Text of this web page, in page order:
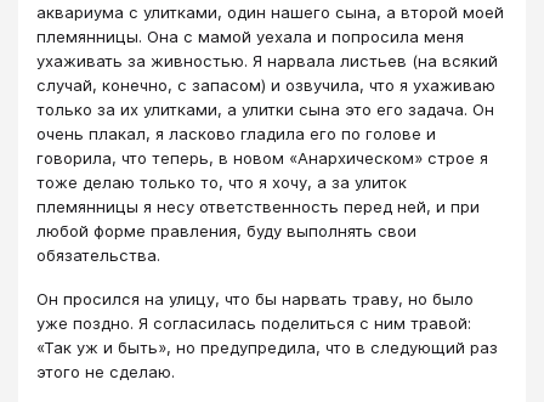
аквариума с улитками, один нашего сына, а второй моей
племянницы. Она с мамой уехала и попросила меня
ухаживать за живностью. Я нарвала листьев (на всякий
случай, конечно, с запасом) и озвучила, что я ухаживаю
только за их улитками, а улитки сына это его задача. Он
очень плакал, я ласково гладила его по голове и
говорила, что теперь, в новом «Анархическом» строе я
тоже делаю только то, что я хочу, а за улиток
племянницы я несу ответственность перед ней, и при
любой форме правления, буду выполнять свои
обязательства.
Он просился на улицу, что бы нарвать траву, но было
уже поздно. Я согласилась поделиться с ним травой:
«Так уж и быть», но предупредила, что в следующий раз
этого не сделаю.